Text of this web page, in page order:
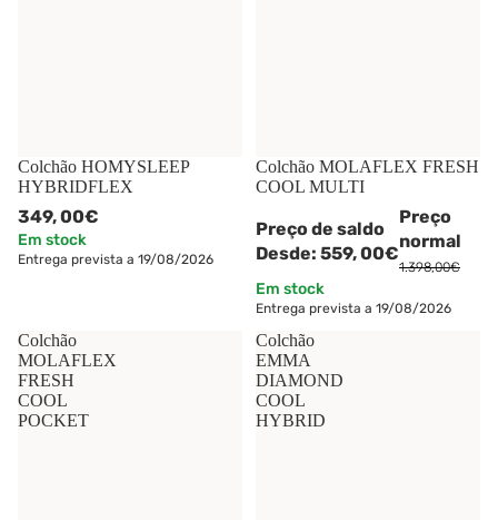
Colchão HOMYSLEEP
HYBRIDFLEX
349,00€
Em stock
Entrega prevista a 19/08/2026
-60%
Colchão MOLAFLEX FRESH
COOL MULTI
Preço de saldo
Desde: 559,00€
Preço
normal
1.398,00€
Em stock
Entrega prevista a 19/08/2026
Colchão
MOLAFLEX
FRESH
COOL
POCKET
Colchão
EMMA
DIAMOND
COOL
HYBRID